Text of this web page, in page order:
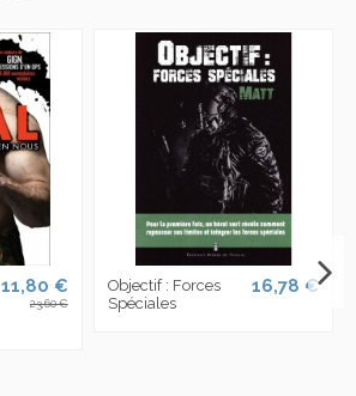
11,80 €
23,60 €
Objectif : Forces
Spéciales
16,78 €